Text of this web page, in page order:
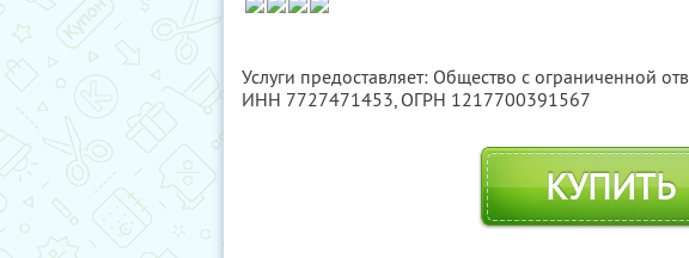
Услуги предоставляет: Общество с ограниченной
ИНН 7727471453, ОГРН 1217700391567
КУПИТЬ